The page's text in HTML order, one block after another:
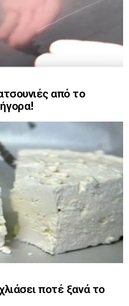
από το
ποτέ ξανά το